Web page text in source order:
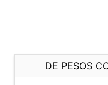
DE PESOS